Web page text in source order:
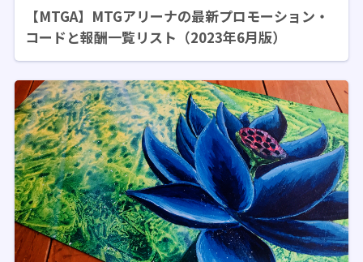
【MTGA】MTGアリーナの最新プロモーション・
コードと報酬一覧リスト（2023年6月版）